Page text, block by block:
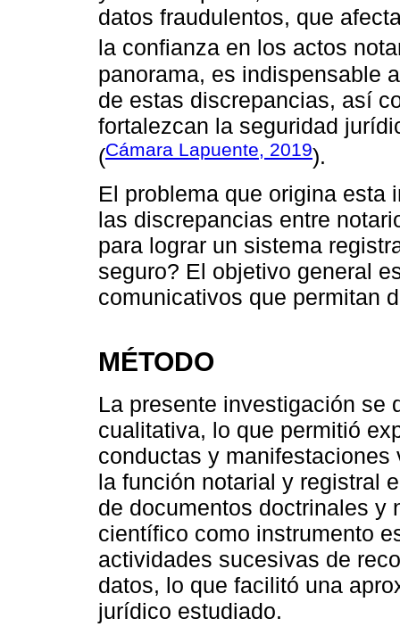
datos fraudulentos, que
la confianza en los actos
panorama, es indispensable
de estas discrepancias, así
fortalezcan la seguridad
(Cámara Lapuente, 2019).
El problema que origina esta
las discrepancias entre
para lograr un sistema
seguro? El objetivo general
comunicativos que permitan
MÉTODO
La presente investigación se
cualitativa, lo que permitió
conductas y
la función notarial y registral
de documentos doctrinales y
científico como instrumento
actividades sucesivas de
datos, lo que facilitó una
jurídico estudiado.